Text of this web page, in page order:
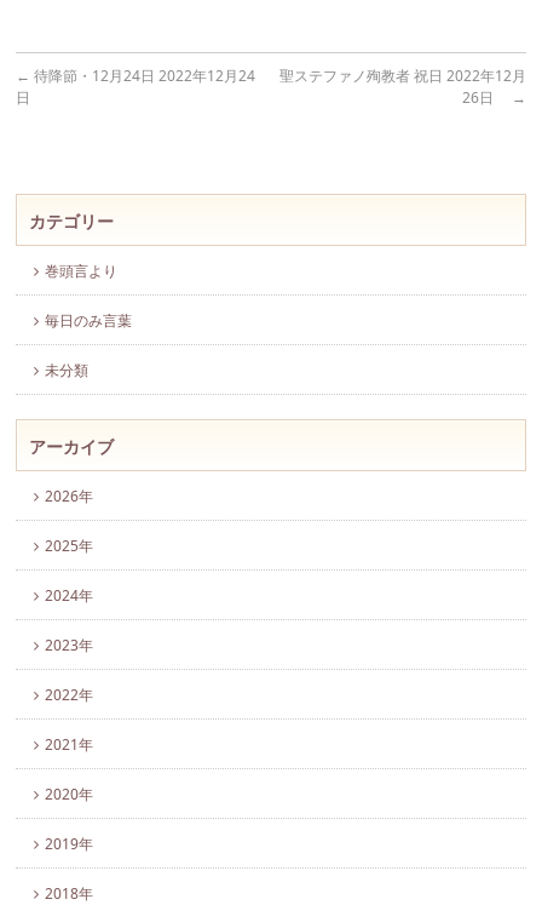
← 待降節・12月24日 2022年12月24
日
聖ステファノ殉教者 祝日 2022年12月
26日
→
カテゴリー
巻頭言より
毎日のみ言葉
未分類
アーカイブ
2026年
2025年
2024年
2023年
2022年
2021年
2020年
2019年
2018年